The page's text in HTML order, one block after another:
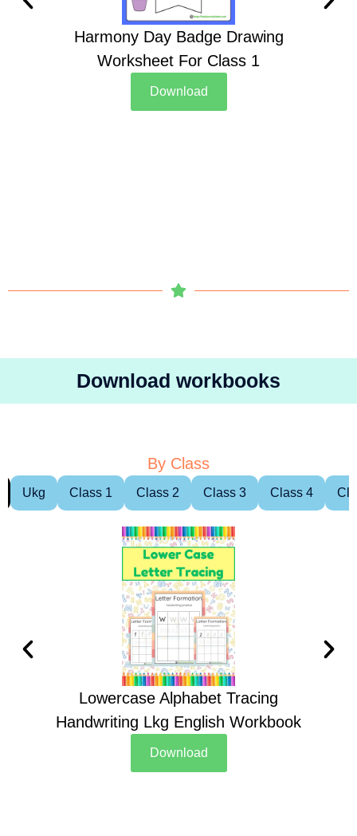
Harmony Day Badge Drawing
Worksheet For Class 1
Download
Download workbooks
By Class
Ukg Class 1 Class 2 Class 3 Class 4
Lowercase Alphabet Tracing
Handwriting Lkg English Workbook
Download